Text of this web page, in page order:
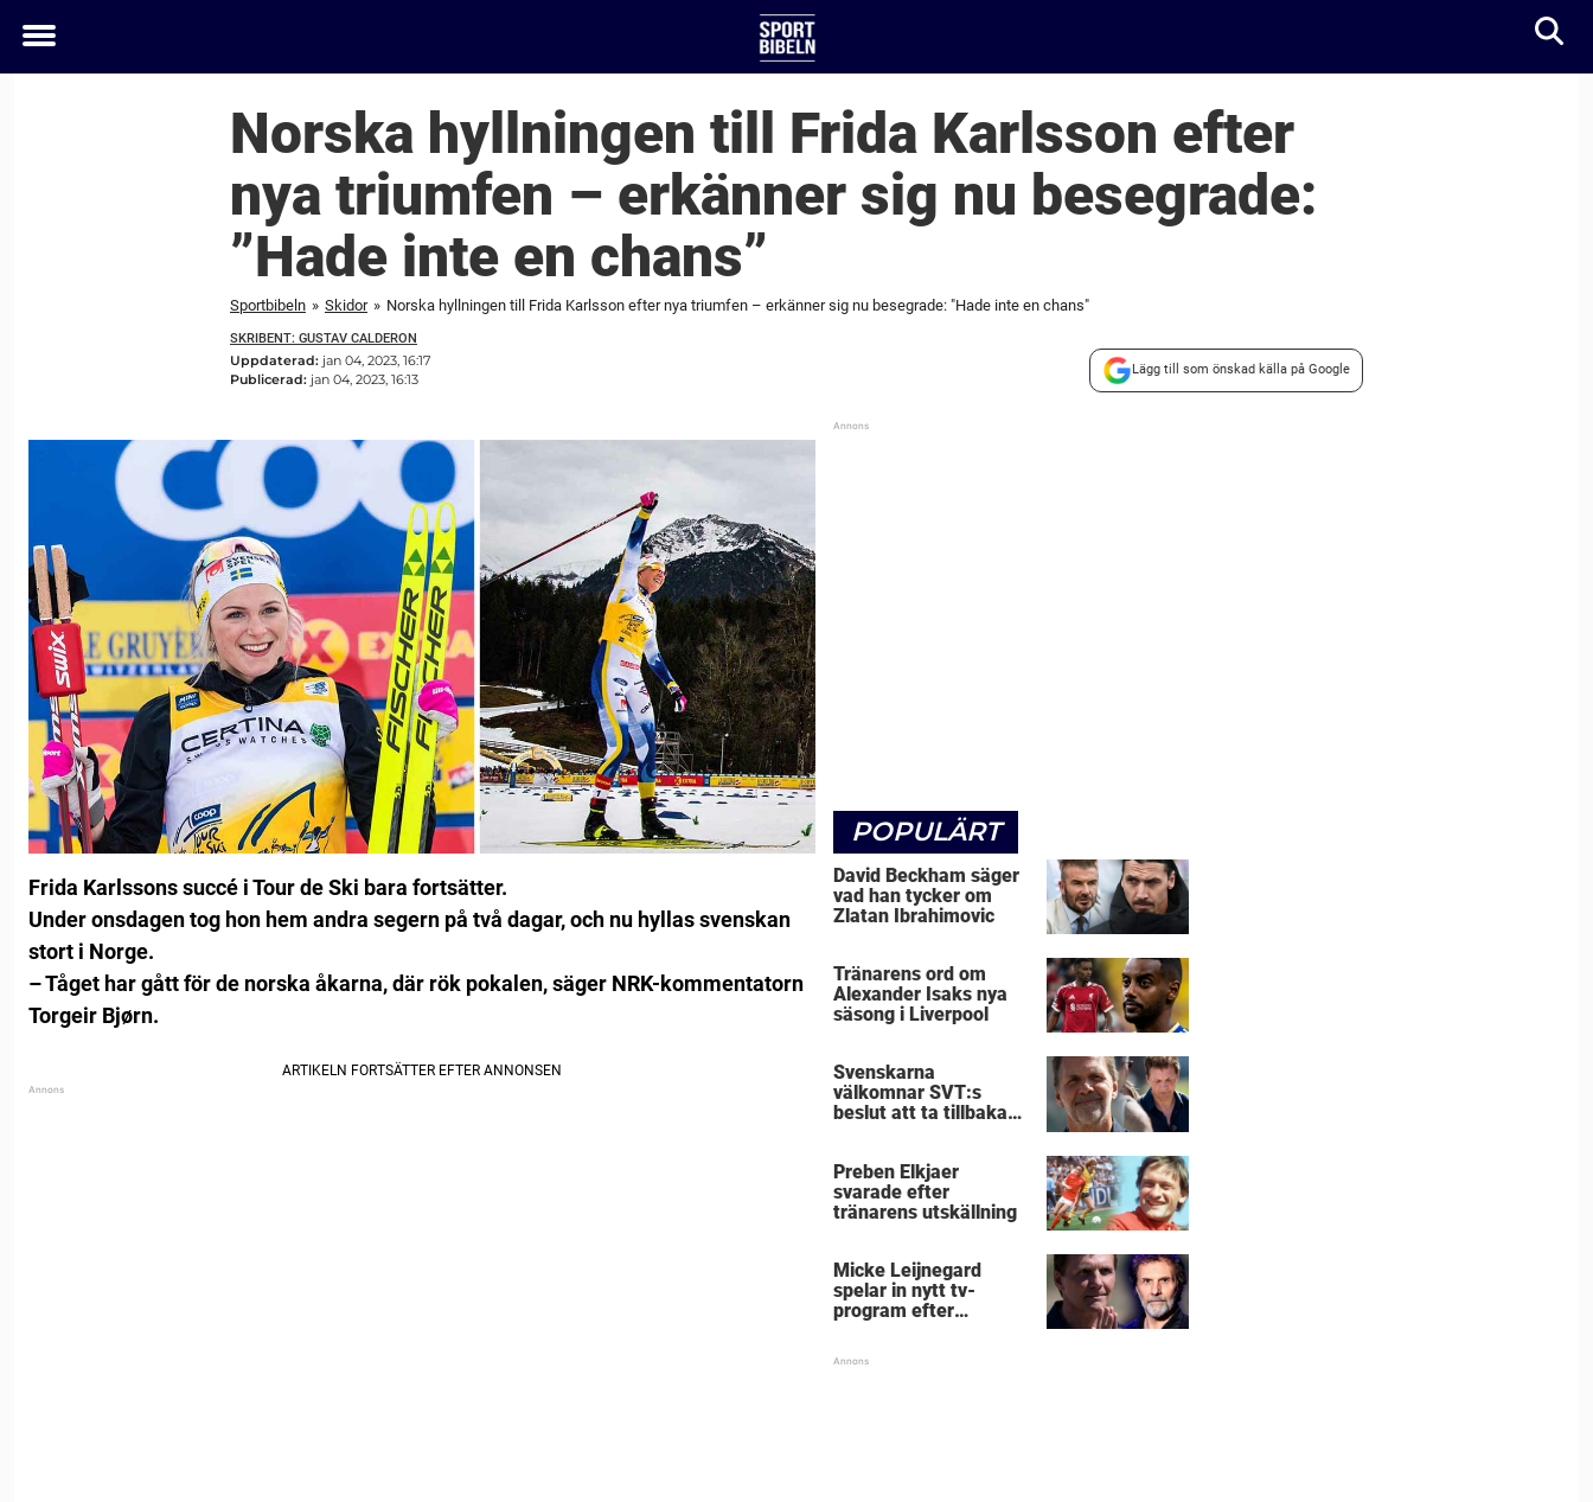
Toggle
Norska hyllningen till Frida Karlsson efter
nya triumfen – erkänner sig nu besegrade:
”Hade inte en chans”
Sportbibeln » Skidor » Norska hyllningen till Frida Karlsson efter nya triumfen – erkänner sig nu besegrade: "Hade inte en chans"
SKRIBENT: GUSTAV CALDERON
Uppdaterad: jan 04, 2023, 16:17
Publicerad: jan 04, 2023, 16:13
Lägg till som önskad källa på Google
Frida Karlssons succé i Tour de Ski bara fortsätter.
Under onsdagen tog hon hem andra segern på två dagar, och nu hyllas svenskan
stort i Norge.
– Tåget har gått för de norska åkarna, där rök pokalen, säger NRK-kommentatorn
Torgeir Bjørn.
POPULÄRT
David Beckham säger
vad han tycker om
Zlatan Ibrahimovic
Tränarens ord om
Alexander Isaks nya
säsong i Liverpool
Svenskarna
välkomnar SVT:s
beslut att ta tillbaka
Preben Elkjaer
svarade efter
tränarens utskällning
Micke Leijnegard
spelar in nytt tv-
program efter